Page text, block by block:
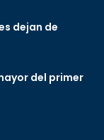
dejan de
del primer